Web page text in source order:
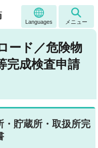
Languages メニュー
ード／危険物
完成検査申請
・貯蔵所・取扱所完